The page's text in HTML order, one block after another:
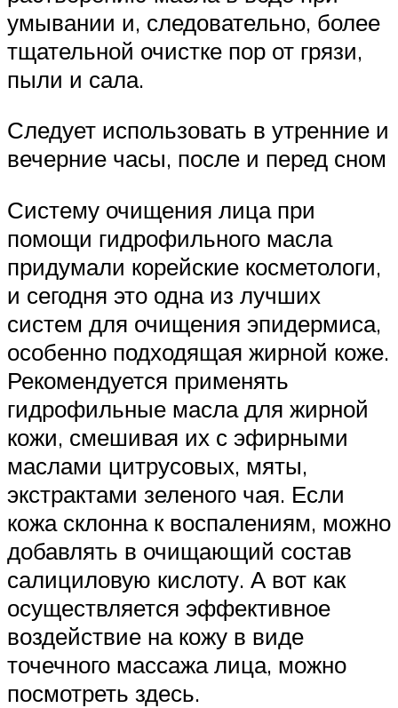
умывании и, следовательно, более
тщательной очистке пор от грязи,
пыли и сала.
Следует использовать в утренние и
вечерние часы, после и перед сном
Систему очищения лица при
помощи гидрофильного масла
придумали корейские косметологи,
и сегодня это одна из лучших
систем для очищения эпидермиса,
особенно подходящая жирной коже.
Рекомендуется применять
гидрофильные масла для жирной
кожи, смешивая их с эфирными
маслами цитрусовых, мяты,
экстрактами зеленого чая. Если
кожа склонна к воспалениям, можно
добавлять в очищающий состав
салициловую кислоту. А вот как
осуществляется эффективное
воздействие на кожу в виде
точечного массажа лица, можно
посмотреть здесь.